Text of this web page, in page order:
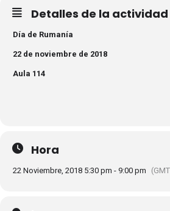
Detalles de la actividad
Día de Rumanía
22 de noviembre de 2018
Aula 114
Hora
22 Noviembre, 2018 5:30 pm - 9:00 pm